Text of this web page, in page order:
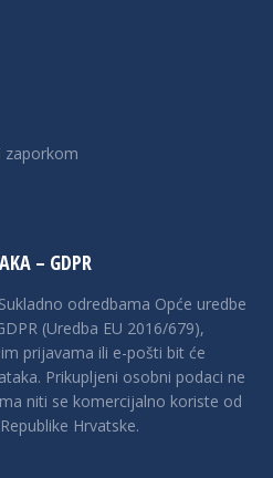
zaporkom
– GDPR
odredbama Opće uredbe
(Uredba EU 2016/679),
prijavama ili e-pošti bit će
Prikupljeni osobni podaci ne
niti se komercijalno koriste od
Hrvatske.